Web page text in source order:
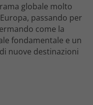
globale molto
passando per
come la
fondamentale e un
nuove destinazioni